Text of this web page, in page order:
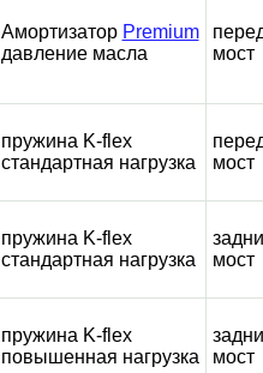
Амортизатор Premium
давление масла
мост
пружина K-flex
стандартная нагрузка
мост
пружина K-flex
стандартная нагрузка
мост
пружина K-flex
повышенная нагрузка
мост